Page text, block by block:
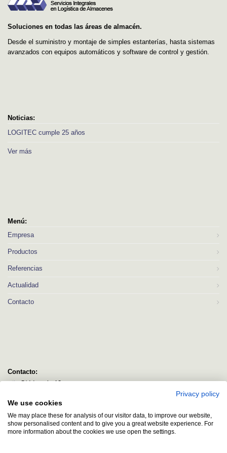
Soluciones en todas las áreas de almacén.
Desde el suministro y montaje de simples estanterías, hasta sistemas
avanzados con equipos automáticos y software de control y gestión.
Noticias:
LOGITEC cumple 25 años
Ver más
Menú:
Empresa
Productos
Referencias
Actualidad
Contacto
Contacto:
C/ Idorsolo 13
Bizkaia
logitec@logitecsl.net
+34 944 544 580
Privacy policy
We use cookies
We may place these for analysis of our visitor data, to improve our website,
show personalised content and to give you a great website experience. For
more information about the cookies we use open the settings.